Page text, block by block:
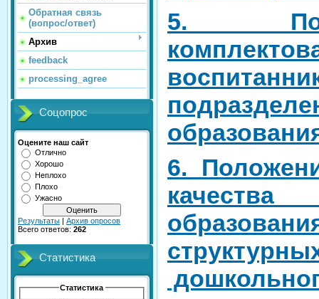
Обратная связь
(вопрос/ответ)
Архив
feedback
processing_agree
Соцопрос
Оцените наш сайт
Отлично
Хорошо
Неплохо
Плохо
Ужасно
Результаты | Архив опросов
Всего ответов: 262
Статистика
Статистика
5.
6.